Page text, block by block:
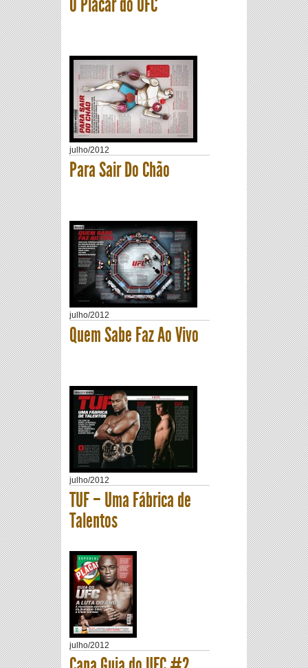
julho/2012
Para Sair Do Chão
julho/2012
Quem Sabe Faz Ao Vivo
julho/2012
TUF – Uma Fábrica de
Talentos
julho/2012